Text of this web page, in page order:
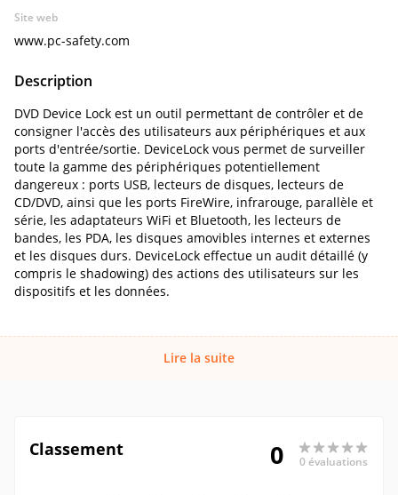
Site web
www.pc-safety.com
Description
DVD Device Lock est un outil permettant de contrôler et de
consigner l'accès des utilisateurs aux périphériques et aux
ports d'entrée/sortie. DeviceLock vous permet de surveiller
toute la gamme des périphériques potentiellement
dangereux : ports USB, lecteurs de disques, lecteurs de
CD/DVD, ainsi que les ports FireWire, infrarouge, parallèle et
série, les adaptateurs WiFi et Bluetooth, les lecteurs de
bandes, les PDA, les disques amovibles internes et externes
et les disques durs. DeviceLock effectue un audit détaillé (y
compris le shadowing) des actions des utilisateurs sur les
dispositifs et les données.
Lire la suite
Classement 0 0 évaluations